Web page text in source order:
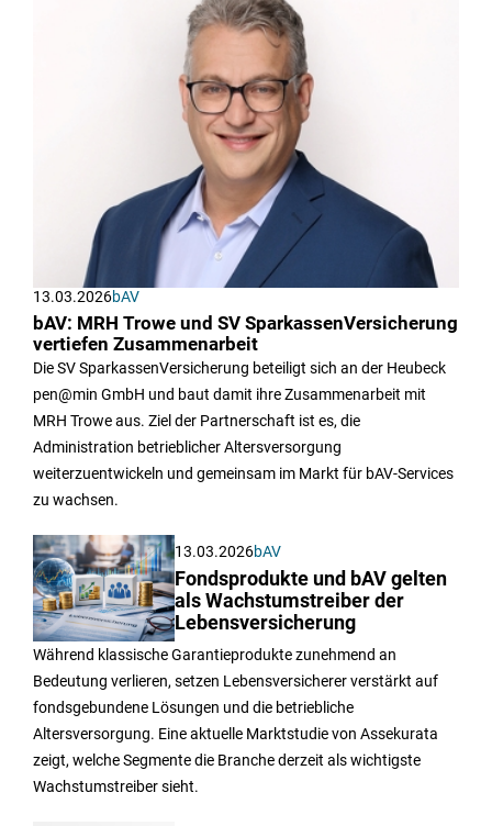
13.03.2026bAV
bAV: MRH Trowe und SV SparkassenVersicherung
vertiefen Zusammenarbeit
Die SV SparkassenVersicherung beteiligt sich an der Heubeck
pen@min GmbH und baut damit ihre Zusammenarbeit mit
MRH Trowe aus. Ziel der Partnerschaft ist es, die
Administration betrieblicher Altersversorgung
weiterzuentwickeln und gemeinsam im Markt für bAV-Services
zu wachsen.
13.03.2026bAV
Fondsprodukte und bAV gelten
als Wachstumstreiber der
Lebensversicherung
Während klassische Garantieprodukte zunehmend an
Bedeutung verlieren, setzen Lebensversicherer verstärkt auf
fondsgebundene Lösungen und die betriebliche
Altersversorgung. Eine aktuelle Marktstudie von Assekurata
zeigt, welche Segmente die Branche derzeit als wichtigste
Wachstumstreiber sieht.